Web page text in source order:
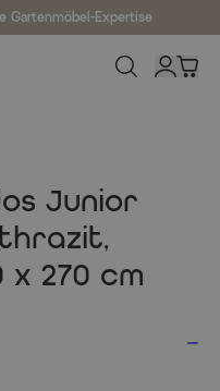
Gartenmöbel-Expertise
Junior
270 cm